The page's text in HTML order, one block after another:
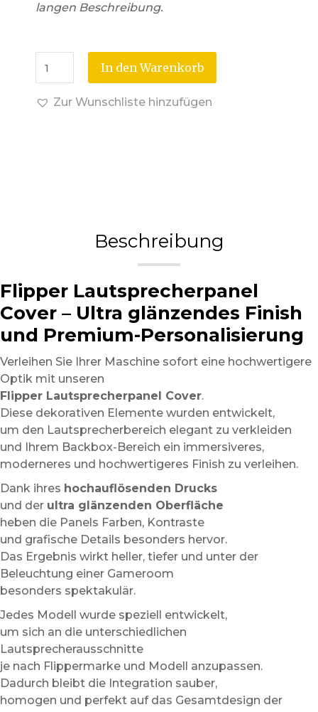
langen Beschreibung.
In den Warenkorb
Zur Wunschliste hinzufügen
Beschreibung
Flipper Lautsprecherpanel
Cover – Ultra glänzendes Finish
und Premium-Personalisierung
Verleihen Sie Ihrer Maschine sofort eine hochwertigere
Optik mit unseren
Flipper Lautsprecherpanel Cover.
Diese dekorativen Elemente wurden entwickelt,
um den Lautsprecherbereich elegant zu verkleiden
und Ihrem Backbox-Bereich ein immersiveres,
moderneres und hochwertigeres Finish zu verleihen.
Dank ihres hochauflösenden Drucks
und der ultra glänzenden Oberfläche
heben die Panels Farben, Kontraste
und grafische Details besonders hervor.
Das Ergebnis wirkt heller, tiefer und unter der
Beleuchtung einer Gameroom
besonders spektakulär.
Jedes Modell wurde speziell entwickelt,
um sich an die unterschiedlichen
Lautsprecherausschnitte
je nach Flippermarke und Modell anzupassen.
Dadurch bleibt die Integration sauber,
homogen und perfekt auf das Gesamtdesign der